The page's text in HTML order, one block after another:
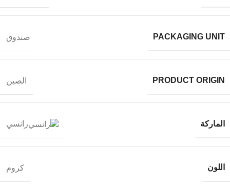
PACKAGING UNIT صندوق
PRODUCT ORIGIN الصين
الماركة رانسي
اللون كروم